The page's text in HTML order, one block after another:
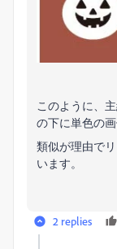
このように、
の下に単色の画
類似が理由で
います。
2 replies